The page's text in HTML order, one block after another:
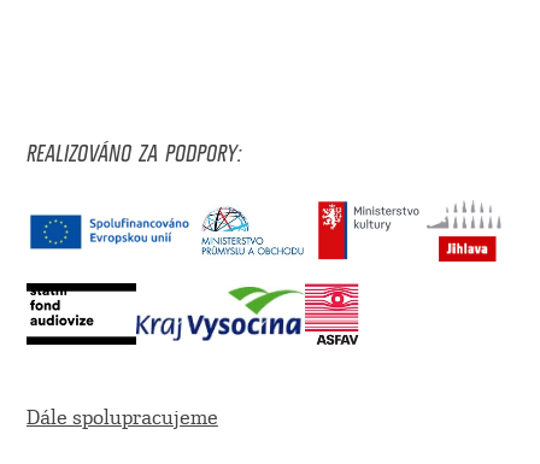
REALIZOVÁNO ZA PODPORY:
Dále spolupracujeme